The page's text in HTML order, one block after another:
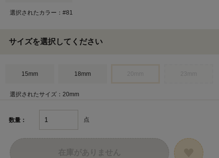
選択されたカラー：#81
サイズを選択してください
15mm 18mm
選択されたサイズ：20mm
数量： 点
在庫がありません